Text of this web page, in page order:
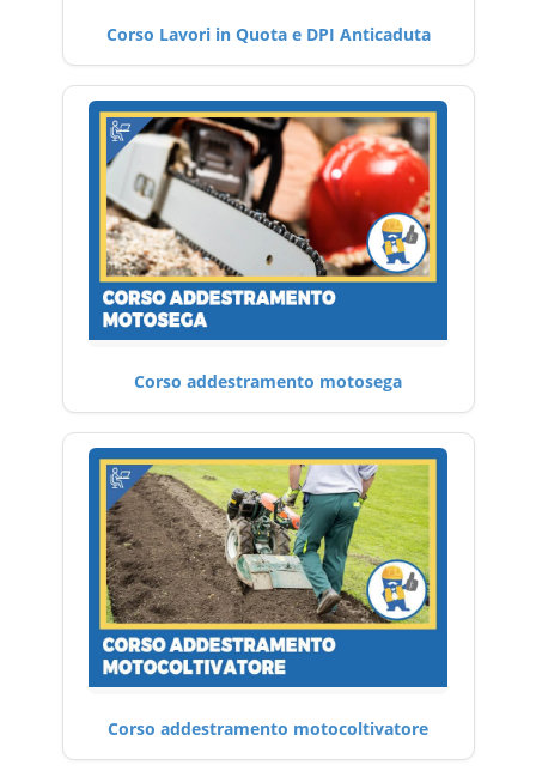
Corso Lavori in Quota e DPI Anticaduta
Corso addestramento motosega
Corso addestramento motocoltivatore